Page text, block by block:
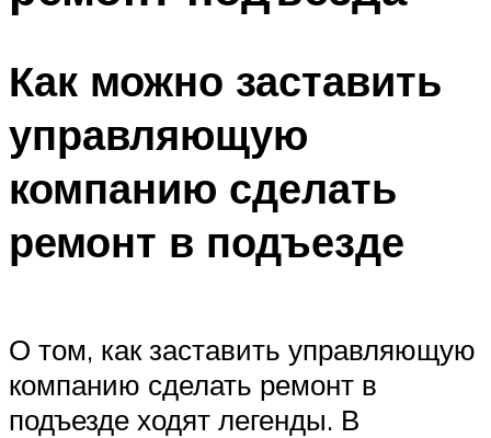
Как можно заставить
управляющую
компанию сделать
ремонт в подъезде
О том, как заставить управляющую
компанию сделать ремонт в
подъезде ходят легенды. В